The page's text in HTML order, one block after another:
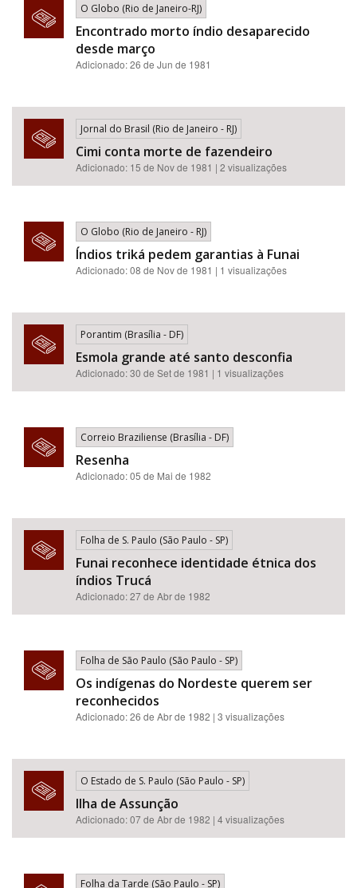
O Globo (Rio de Janeiro-RJ)
Encontrado morto índio desaparecido
desde março
Adicionado: 26 de Jun de 1981
Jornal do Brasil (Rio de Janeiro - RJ)
Cimi conta morte de fazendeiro
Adicionado: 15 de Nov de 1981 | 2 visualizações
O Globo (Rio de Janeiro - RJ)
Índios triká pedem garantias à Funai
Adicionado: 08 de Nov de 1981 | 1 visualizações
Porantim (Brasília - DF)
Esmola grande até santo desconfia
Adicionado: 30 de Set de 1981 | 1 visualizações
Correio Braziliense (Brasília - DF)
Resenha
Adicionado: 05 de Mai de 1982
Folha de S. Paulo (São Paulo - SP)
Funai reconhece identidade étnica dos
índios Trucá
Adicionado: 27 de Abr de 1982
Folha de São Paulo (São Paulo - SP)
Os indígenas do Nordeste querem ser
reconhecidos
Adicionado: 26 de Abr de 1982 | 3 visualizações
O Estado de S. Paulo (São Paulo - SP)
Ilha de Assunção
Adicionado: 07 de Abr de 1982 | 4 visualizações
Folha da Tarde (São Paulo - SP)